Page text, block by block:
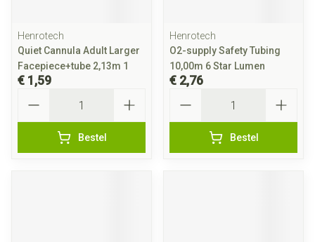
Henrotech
Quiet Cannula Adult Larger
Facepiece+tube 2,13m 1
€ 1,59
Bestel
Henrotech
O2-supply Safety Tubing
10,00m 6 Star Lumen
€ 2,76
Bestel